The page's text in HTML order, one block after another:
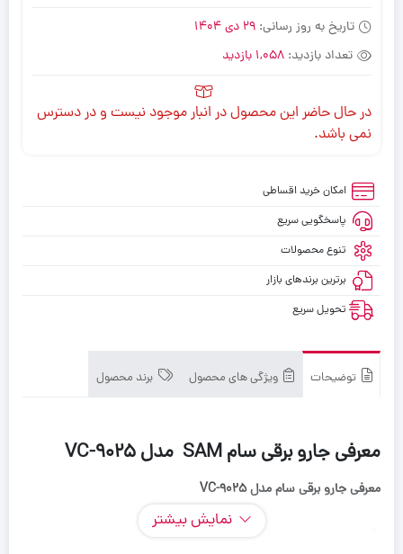
تاریخ به روز رسانی: 29 دی 1404
تعداد بازدید: 1,058 بازدید
در حال حاضر این محصول در انبار موجود نیست و در دسترس
نمی باشد.
امکان خرید اقساطی
پاسخگویی سریع
تنوع محصولات
برترین برندهای بازار
تحویل سریع
توضیحات ویژگی های محصول برند محصول
معرفی جارو برقی سام SAM مدل VC-9025
معرفی جارو برقی سام مدلVC-9025
نمایش بیشتر